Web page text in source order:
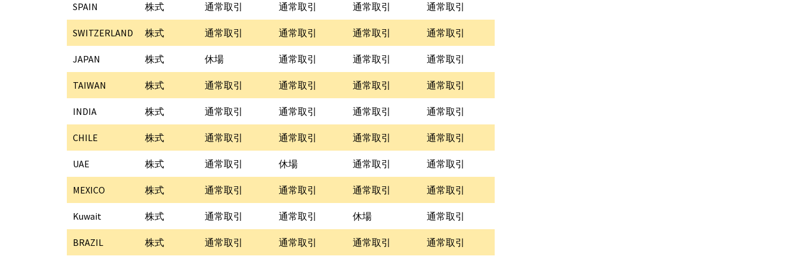
SPAIN 株式 通常取引 通常取引 通常取引 通常取引
SWITZERLAND 株式 通常取引 通常取引 通常取引 通常取引
JAPAN 株式 休場 通常取引 通常取引 通常取引
TAIWAN 株式 通常取引 通常取引 通常取引 通常取引
INDIA 株式 通常取引 通常取引 通常取引 通常取引
CHILE 株式 通常取引 通常取引 通常取引 通常取引
UAE 株式 通常取引 休場 通常取引 通常取引
MEXICO 株式 通常取引 通常取引 通常取引 通常取引
Kuwait 株式 通常取引 通常取引 休場 通常取引
BRAZIL 株式 通常取引 通常取引 通常取引 通常取引